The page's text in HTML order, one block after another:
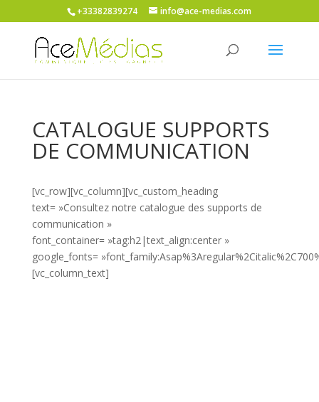
+33382839274 info@ace-medias.com
CATALOGUE SUPPORTS
DE COMMUNICATION
[vc_row][vc_column][vc_custom_heading
text= »Consultez notre catalogue des supports de
communication »
font_container= »tag:h2|text_align:center »
google_fonts=
[vc_column_text]